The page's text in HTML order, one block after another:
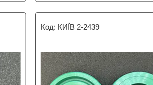
КИЇВ 2-2439